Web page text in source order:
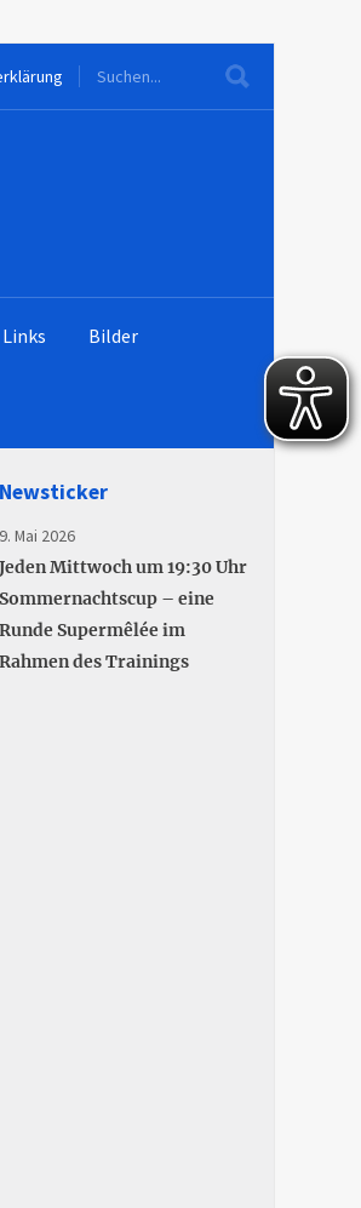
Links Bilder
Newsticker
9. Mai 2026
Jeden Mittwoch um 19:30 Uhr
Sommernachtscup – eine
Runde Supermêlée im
Rahmen des Trainings